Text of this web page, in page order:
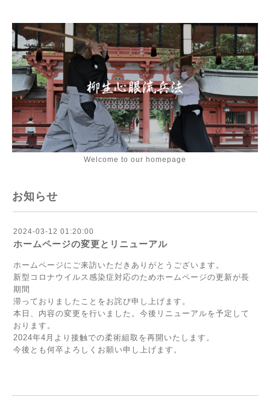
Welcome to our homepage
お知らせ
2024-03-12 01:20:00
ホームページの変更とリニューアル
ホームページにご来訪いただきありがとうございます。
新型コロナウイルス感染症対応のためホームページの更新が長
期間
滞っておりましたことをお詫び申し上げます。
本日、内容の変更を行いました。今後リニューアルを予定して
おります。
2024年4月より接触での柔術組取を再開いたします。
今後とも何卒よろしくお願い申し上げます。